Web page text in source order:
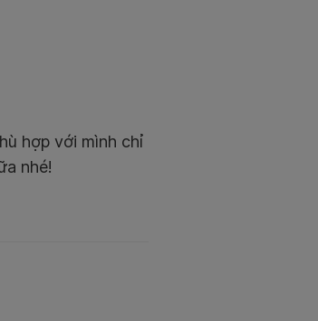
hợp với mình chỉ
nhé!